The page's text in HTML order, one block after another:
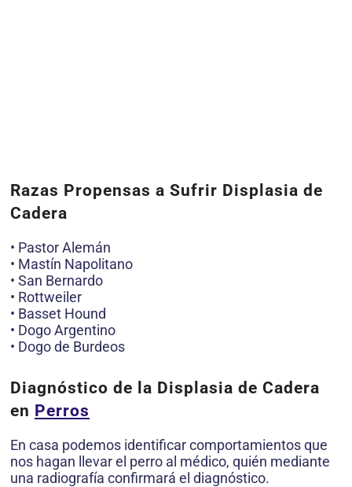
Razas Propensas a Sufrir Displasia de
Cadera
• Pastor Alemán
• Mastín Napolitano
• San Bernardo
• Rottweiler
• Basset Hound
• Dogo Argentino
• Dogo de Burdeos
Diagnóstico de la Displasia de Cadera
en Perros
En casa podemos identificar comportamientos que
nos hagan llevar el perro al médico, quién mediante
una radiografía confirmará el diagnóstico.